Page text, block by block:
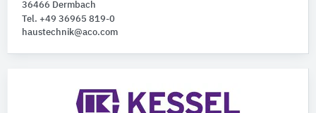
36466 Dermbach
Tel. +49 36965 819-0
haustechnik@aco.com